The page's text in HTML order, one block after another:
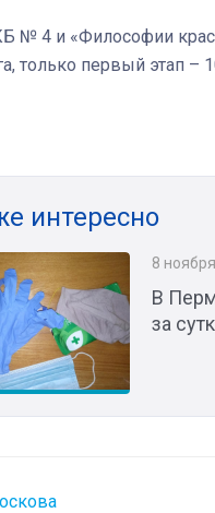
№ 4 и «Философии
только первый этап –
интересно
8
В
за